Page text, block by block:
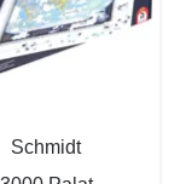
Schmidt